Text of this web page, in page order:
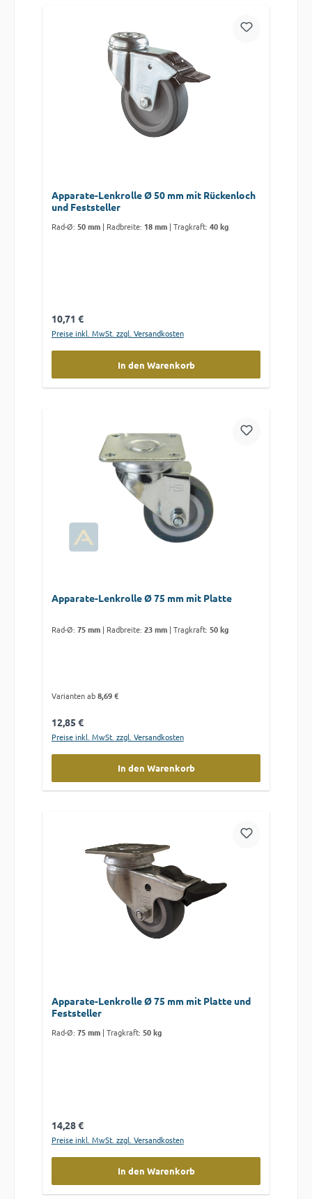
Apparate-Lenkrolle Ø 50 mm mit Rückenloch
und Feststeller
Rad-Ø: 50 mm | Radbreite: 18 mm | Tragkraft: 40 kg
Regulärer Preis:
10,71 €
Preise inkl. MwSt. zzgl. Versandkosten
In den Warenkorb
Apparate-Lenkrolle Ø 75 mm mit Platte
Rad-Ø: 75 mm | Radbreite: 23 mm | Tragkraft: 50 kg
Varianten ab8,69 €
Regulärer Preis:
12,85 €
Preise inkl. MwSt. zzgl. Versandkosten
In den Warenkorb
Apparate-Lenkrolle Ø 75 mm mit Platte und
Feststeller
Rad-Ø: 75 mm | Tragkraft: 50 kg
Regulärer Preis:
14,28 €
Preise inkl. MwSt. zzgl. Versandkosten
In den Warenkorb